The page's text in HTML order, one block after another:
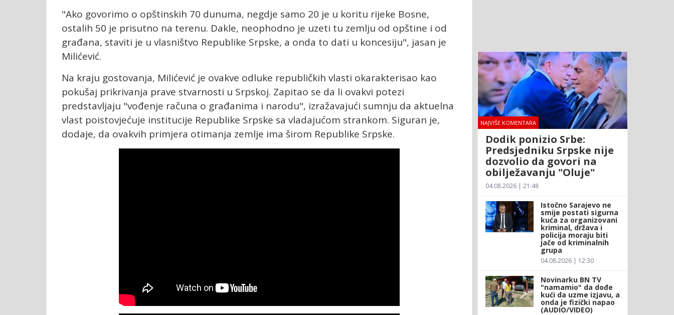
"Ako govorimo o opštinskih 70 dunuma, negdje samo 20 je u koritu rijeke Bosne,
ostalih 50 je prisutno na terenu. Dakle, neophodno je uzeti tu zemlju od opštine i od
građana, staviti je u vlasništvo Republike Srpske, a onda to dati u koncesiju", jasan je
Milićević.
Na kraju gostovanja, Milićević je ovakve odluke republičkih vlasti okarakterisao kao
pokušaj prikrivanja prave stvarnosti u Srpskoj. Zapitao se da li ovakvi potezi
predstavljaju "vođenje računa o građanima i narodu", izražavajući sumnju da aktuelna
vlast poistovjećuje institucije Republike Srpske sa vladajućom strankom. Siguran je,
dodaje, da ovakvih primjera otimanja zemlje ima širom Republike Srpske.
NAJVIŠE KOMENTARA
Dodik ponizio Srbe:
Predsjedniku Srpske nije
dozvolio da govori na
obilježavanju "Oluje"
04.08.2026 | 21:48
Istočno Sarajevo ne
smije postati sigurna
kuća za organizovani
kriminal, država i
policija moraju biti
jače od kriminalnih
grupa
04.08.2026 | 12:30
Novinarku BN TV
"namamio" da dođe
kući da uzme izjavu, a
onda je fizički napao
(AUDIO/VIDEO)